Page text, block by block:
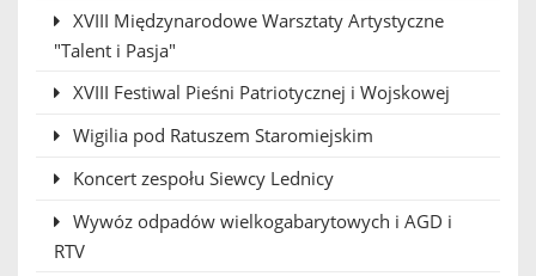
XVIII Międzynarodowe Warsztaty Artystyczne
"Talent i Pasja"
XVIII Festiwal Pieśni Patriotycznej i Wojskowej
Wigilia pod Ratuszem Staromiejskim
Koncert zespołu Siewcy Lednicy
Wywóz odpadów wielkogabarytowych i AGD i
RTV